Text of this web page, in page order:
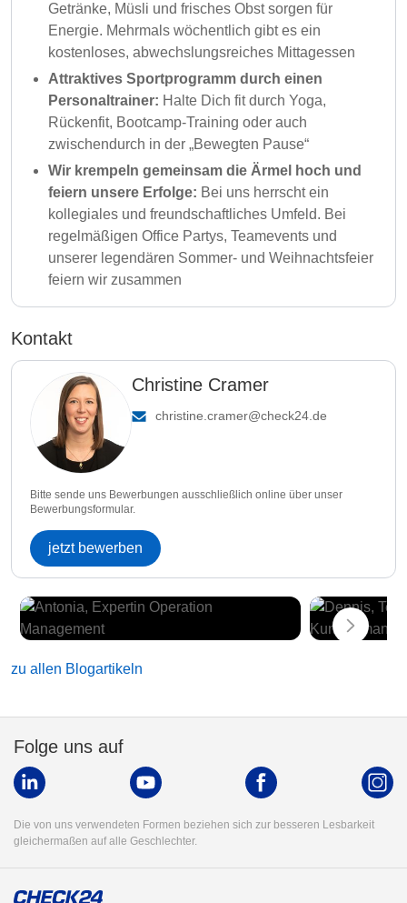
Getränke, Müsli und frisches Obst sorgen für
Energie. Mehrmals wöchentlich gibt es ein
kostenloses, abwechslungsreiches Mittagessen
Attraktives Sportprogramm durch einen
Personaltrainer: Halte Dich fit durch Yoga,
Rückenfit, Bootcamp-Training oder auch
zwischendurch in der „Bewegten Pause“
Wir krempeln gemeinsam die Ärmel hoch und
feiern unsere Erfolge: Bei uns herrscht ein
kollegiales und freundschaftliches Umfeld. Bei
regelmäßigen Office Partys, Teamevents und
unserer legendären Sommer- und Weihnachtsfeier
feiern wir zusammen
Kontakt
Christine Cramer
christine.cramer@check24.de
Bitte sende uns Bewerbungen ausschließlich online über unser
Bewerbungsformular.
jetzt bewerben
zu allen Blogartikeln
Folge uns auf
Die von uns verwendeten Formen beziehen sich zur besseren Lesbarkeit
gleichermaßen auf alle Geschlechter.